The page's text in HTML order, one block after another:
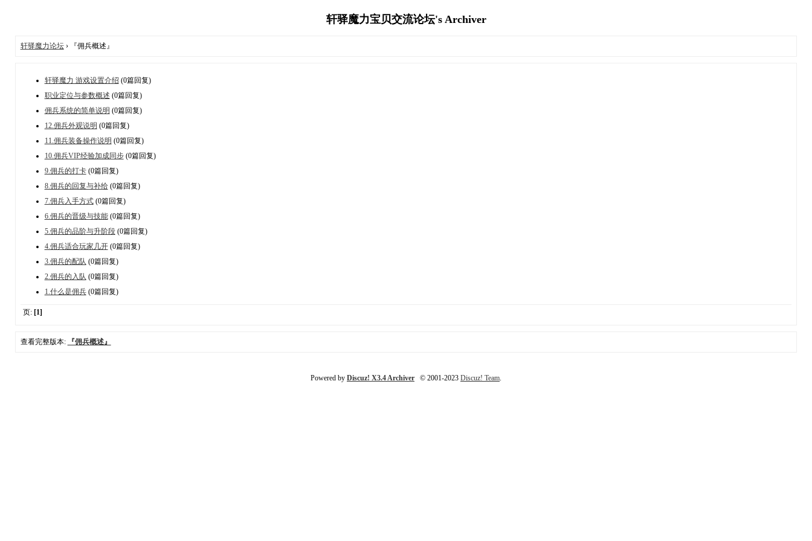
轩驿魔力宝贝交流论坛's Archiver
轩驿魔力论坛› 『佣兵概述』
轩驿魔力 游戏设置介绍 (0篇回复)
职业定位与参数概述 (0篇回复)
佣兵系统的简单说明 (0篇回复)
12.佣兵外观说明 (0篇回复)
11.佣兵装备操作说明 (0篇回复)
10.佣兵VIP经验加成同步(0篇回复)
9.佣兵的打卡(0篇回复)
8.佣兵的回复与补给(0篇回复)
7.佣兵入手方式(0篇回复)
6.佣兵的晋级与技能(0篇回复)
5.佣兵的品阶与升阶段(0篇回复)
4.佣兵适合玩家几开(0篇回复)
3.佣兵的配队 (0篇回复)
2.佣兵的入队 (0篇回复)
1.什么是佣兵(0篇回复)
页: [1]
查看完整版本: 『佣兵概述』
Powered by Discuz! X3.4 Archiver © 2001-2023 Discuz! Team.